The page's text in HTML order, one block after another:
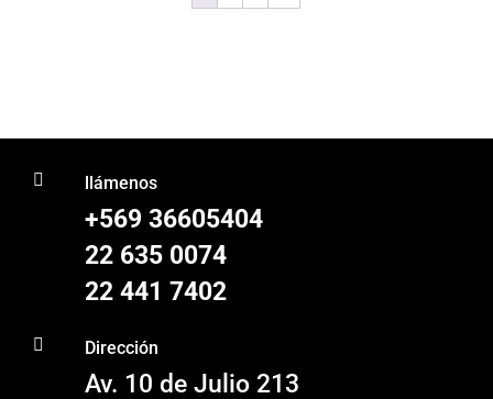
 llámenos
+569 36605404
22 635 0074
22 441 7402
 Dirección
Av. 10 de Julio 213